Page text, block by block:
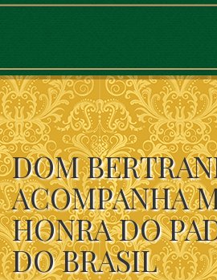
DOM
ACOMPANHA
HONRA DO
DO BRASIL